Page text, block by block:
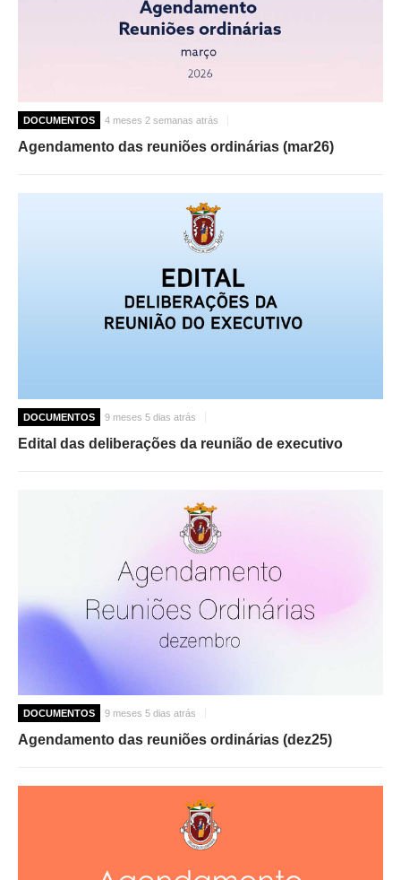
DOCUMENTOS 4 meses 2 semanas atrás
Agendamento das reuniões ordinárias (mar26)
DOCUMENTOS 9 meses 5 dias atrás
Edital das deliberações da reunião de executivo
DOCUMENTOS 9 meses 5 dias atrás
Agendamento das reuniões ordinárias (dez25)